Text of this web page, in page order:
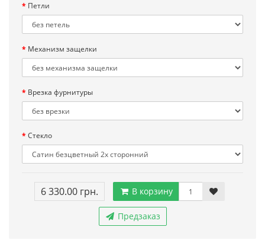
Петли
Механизм защелки
Врезка фурнитуры
Стекло
6 330.00 грн. В корзину
Предзаказ